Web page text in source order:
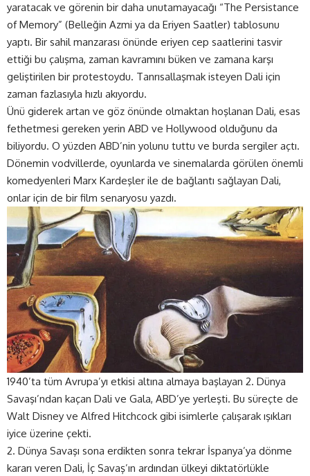
yaratacak ve görenin bir daha unutamayacağı “The Persistance
of Memory” (Belleğin Azmi ya da Eriyen Saatler) tablosunu
yaptı. Bir sahil manzarası önünde eriyen cep saatlerini tasvir
ettiği bu çalışma, zaman kavramını büken ve zamana karşı
geliştirilen bir protestoydu. Tanrısallaşmak isteyen Dali için
zaman fazlasıyla hızlı akıyordu.
Ünü giderek artan ve göz önünde olmaktan hoşlanan Dali, esas
fethetmesi gereken yerin ABD ve Hollywood olduğunu da
biliyordu. O yüzden ABD’nin yolunu tuttu ve burda sergiler açtı.
Dönemin vodvillerde, oyunlarda ve sinemalarda görülen önemli
komedyenleri Marx Kardeşler ile de bağlantı sağlayan Dali,
onlar için de bir film senaryosu yazdı.
1940’ta tüm Avrupa’yı etkisi altına almaya başlayan 2. Dünya
Savaşı’ndan kaçan Dali ve Gala, ABD’ye yerleşti. Bu süreçte de
Walt Disney ve Alfred Hitchcock gibi isimlerle çalışarak ışıkları
iyice üzerine çekti.
2. Dünya Savaşı sona erdikten sonra tekrar İspanya’ya dönme
kararı veren Dali, İç Savaş’ın ardından ülkeyi diktatörlükle